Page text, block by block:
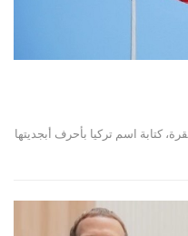
كتابة اسم تركيا بأحرف أبجديتها